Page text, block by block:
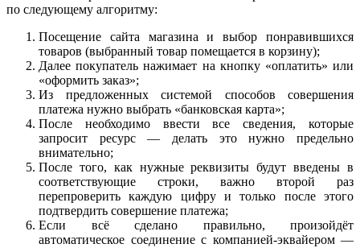
по следующему алгоритму:
Посещение сайта магазина и выбор понравившихся
товаров (выбранный товар помещается в корзину);
Далее покупатель нажимает на кнопку «оплатить» или
«оформить заказ»;
Из предложенных системой способов совершения
платежа нужно выбрать «банковская карта»;
После необходимо ввести все сведения, которые
запросит ресурс — делать это нужно предельно
внимательно;
После того, как нужные реквизиты будут введены в
соответствующие строки, важно второй раз
перепроверить каждую цифру и только после этого
подтвердить совершение платежа;
Если всё сделано правильно, произойдёт
автоматическое соединение с компанией-эквайером —